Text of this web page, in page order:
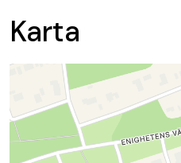
Karta